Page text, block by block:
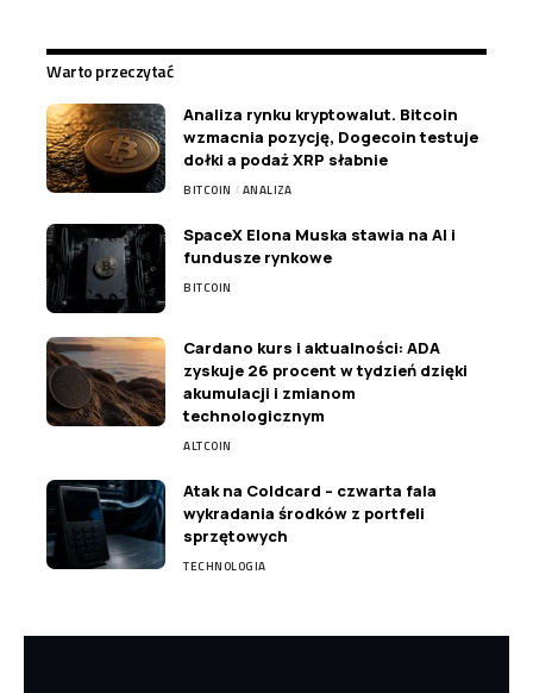
Warto przeczytać
Analiza rynku kryptowalut. Bitcoin
wzmacnia pozycję, Dogecoin testuje
dołki a podaż XRP słabnie
BITCOIN ANALIZA
SpaceX Elona Muska stawia na AI i
fundusze rynkowe
BITCOIN
Cardano kurs i aktualności: ADA
zyskuje 26 procent w tydzień dzięki
akumulacji i zmianom
technologicznym
ALTCOIN
Atak na Coldcard – czwarta fala
wykradania środków z portfeli
sprzętowych
TECHNOLOGIA